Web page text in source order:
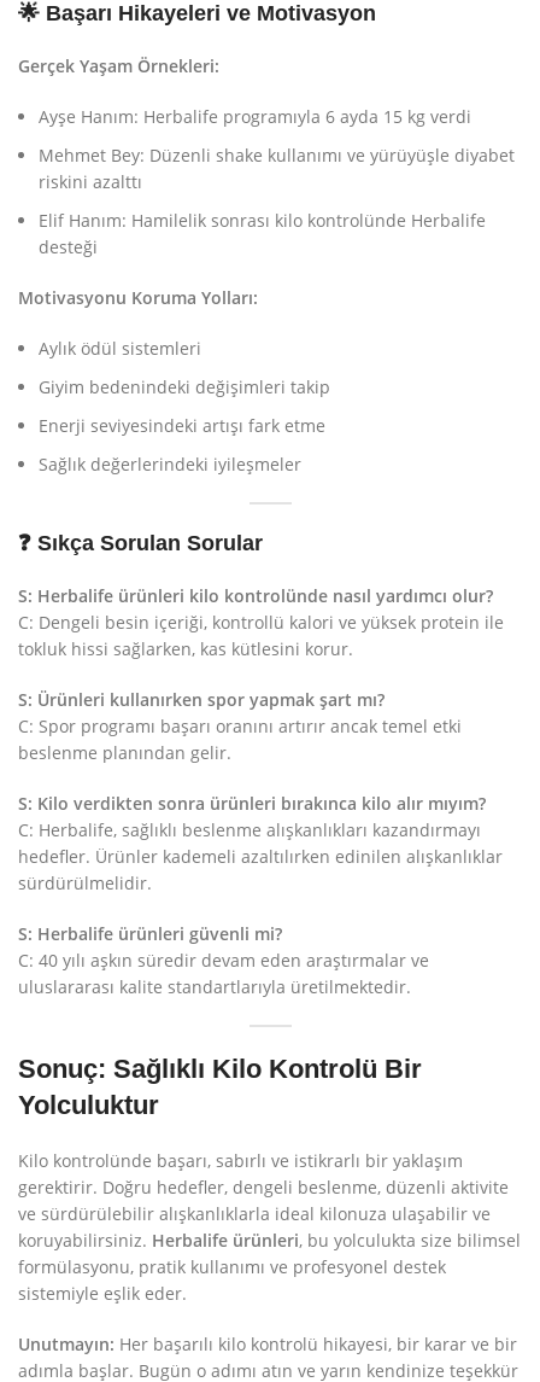
🌟 Başarı Hikayeleri ve Motivasyon
Gerçek Yaşam Örnekleri:
Ayşe Hanım: Herbalife programıyla 6 ayda 15 kg verdi
Mehmet Bey: Düzenli shake kullanımı ve yürüyüşle diyabet
riskini azalttı
Elif Hanım: Hamilelik sonrası kilo kontrolünde Herbalife
desteği
Motivasyonu Koruma Yolları:
Aylık ödül sistemleri
Giyim bedenindeki değişimleri takip
Enerji seviyesindeki artışı fark etme
Sağlık değerlerindeki iyileşmeler
❓ Sıkça Sorulan Sorular
S: Herbalife ürünleri kilo kontrolünde nasıl yardımcı olur?
C: Dengeli besin içeriği, kontrollü kalori ve yüksek protein ile
tokluk hissi sağlarken, kas kütlesini korur.
S: Ürünleri kullanırken spor yapmak şart mı?
C: Spor programı başarı oranını artırır ancak temel etki
beslenme planından gelir.
S: Kilo verdikten sonra ürünleri bırakınca kilo alır mıyım?
C: Herbalife, sağlıklı beslenme alışkanlıkları kazandırmayı
hedefler. Ürünler kademeli azaltılırken edinilen alışkanlıklar
sürdürülmelidir.
S: Herbalife ürünleri güvenli mi?
C: 40 yılı aşkın süredir devam eden araştırmalar ve
uluslararası kalite standartlarıyla üretilmektedir.
Sonuç: Sağlıklı Kilo Kontrolü Bir
Yolculuktur
Kilo kontrolünde başarı, sabırlı ve istikrarlı bir yaklaşım
gerektirir. Doğru hedefler, dengeli beslenme, düzenli aktivite
ve sürdürülebilir alışkanlıklarla ideal kilonuza ulaşabilir ve
koruyabilirsiniz. Herbalife ürünleri, bu yolculukta size bilimsel
formülasyonu, pratik kullanımı ve profesyonel destek
sistemiyle eşlik eder.
Unutmayın: Her başarılı kilo kontrolü hikayesi, bir karar ve bir
adımla başlar. Bugün o adımı atın ve yarın kendinize teşekkür